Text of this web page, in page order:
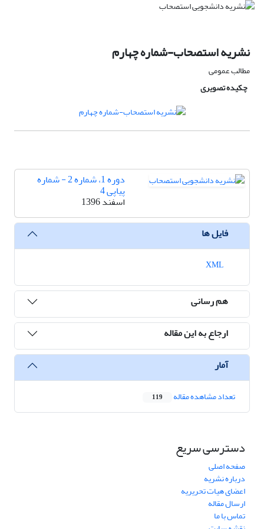
نشریه استصحاب-شماره چهارم
مطالب عمومی
چکیده تصویری
دوره 1، شماره 2 - شماره
پیاپی 4
اسفند 1396
فایل ها
هم رسانی
ارجاع به این مقاله
آمار
تعداد مشاهده مقاله 119
دسترسی سریع
صفحه اصلی
درباره نشریه
اعضای هیات تحریریه
ارسال مقاله
تماس با ما